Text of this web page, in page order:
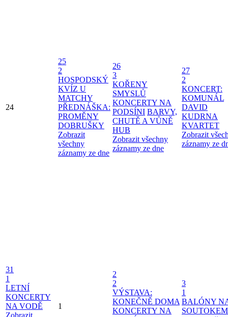
24
25
2
HOSPODSKÝ
KVÍZ U
MATCHY
PŘEDNÁŠKA:
PROMĚNY
DOBRUŠKY
Zobrazit
všechny
záznamy ze dne
26
3
KOŘENY
SMYSLŮ
KONCERTY NA
PODSÍNI BARVY,
CHUTĚ A VŮNĚ
HUB
Zobrazit všechny
záznamy ze dne
27
2
KONCERT:
KOMUNÁL
DAVID
KUDRNA
KVARTET
Zobrazit
záznamy ze
31
1
LETNÍ
KONCERTY
NA VODĚ
Zobrazit
1
2
2
VÝSTAVA:
KONEČNĚ DOMA
KONCERTY NA
3
1
BALÓNY
SOUTOKEM